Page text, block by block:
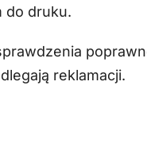
do druku.
reklamacji.